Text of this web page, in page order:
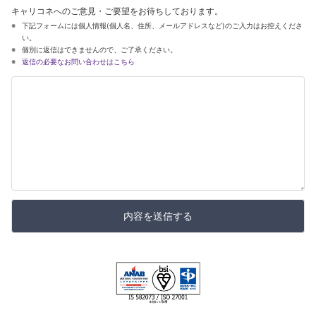
キャリコネへのご意見・ご要望をお待ちしております。
下記フォームには個人情報(個人名、住所、メールアドレスなど)のご入力はお控えくださ
い。
個別に返信はできませんので、ご了承ください。
返信の必要なお問い合わせはこちら
内容を送信する